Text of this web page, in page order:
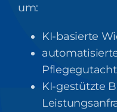
um:
KI-basierte
KI-gestützte